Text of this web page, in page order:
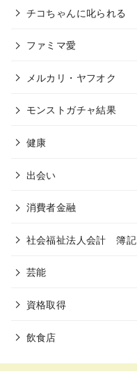
チコちゃんに叱られる
ファミマ愛
メルカリ・ヤフオク
モンストガチャ結果
健康
出会い
消費者金融
社会福祉法人会計 簿記
芸能
資格取得
飲食店